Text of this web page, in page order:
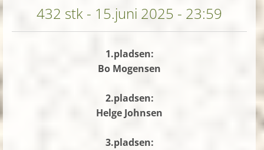
432 stk - 15.juni 2025 - 23:59
1.pladsen:
Bo Mogensen
2.pladsen:
Helge Johnsen
3.pladsen: